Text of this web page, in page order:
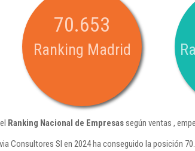
70.653
Ranking Madrid
Ranking Nacional de Empresassegún ventas ,
Consultores Sl en 2024 ha conseguido la posición